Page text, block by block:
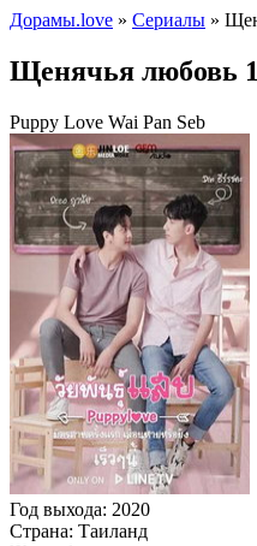
Дорамы.love » Сериалы »
Щенячья любовь 1
Puppy Love Wai Pan Seb
Год выхода: 2020
Страна: Таиланд